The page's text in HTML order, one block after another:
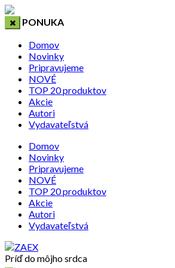
PONUKA
Domov
Novinky
Pripravujeme
NOVÉ
TOP 20 produktov
Akcie
Autori
Vydavateľstvá
Domov
Novinky
Pripravujeme
NOVÉ
TOP 20 produktov
Akcie
Autori
Vydavateľstvá
Príď do môjho srdca